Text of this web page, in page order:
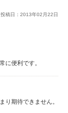
投稿日： 2013年02 月22日
に便利です。
り期待できません。